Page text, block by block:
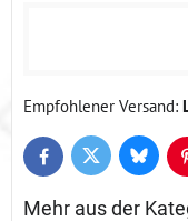
FacebookTwitter Bluesky
Mehr aus der